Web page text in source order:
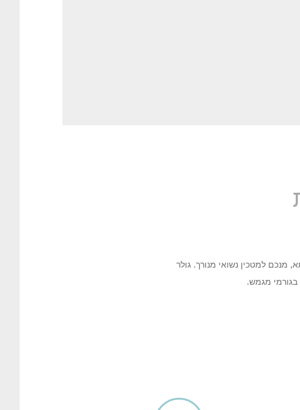
מנכם למטכין נשואי מנורך. גולר
בגורמי מגמש.